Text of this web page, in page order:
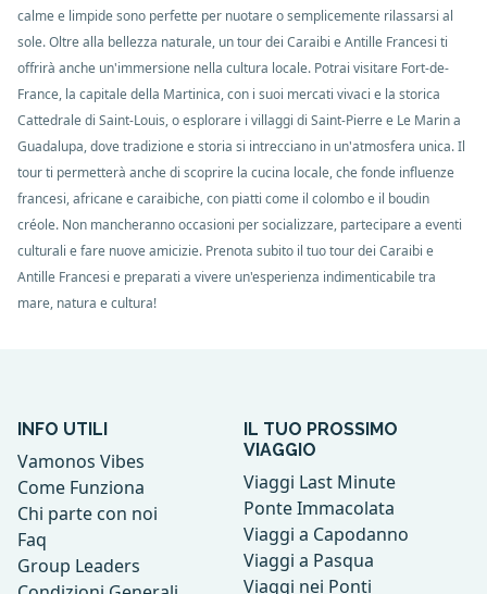
calme e limpide sono perfette per nuotare o semplicemente rilassarsi al
sole. Oltre alla bellezza naturale, un tour dei Caraibi e Antille Francesi ti
offrirà anche un'immersione nella cultura locale. Potrai visitare Fort-de-
France, la capitale della Martinica, con i suoi mercati vivaci e la storica
Cattedrale di Saint-Louis, o esplorare i villaggi di Saint-Pierre e Le Marin a
Guadalupa, dove tradizione e storia si intrecciano in un'atmosfera unica. Il
tour ti permetterà anche di scoprire la cucina locale, che fonde influenze
francesi, africane e caraibiche, con piatti come il colombo e il boudin
créole. Non mancheranno occasioni per socializzare, partecipare a eventi
culturali e fare nuove amicizie. Prenota subito il tuo tour dei Caraibi e
Antille Francesi e preparati a vivere un'esperienza indimenticabile tra
mare, natura e cultura!
INFO UTILI
Vamonos Vibes
Come Funziona
Chi parte con noi
Faq
Group Leaders
IL TUO PROSSIMO
VIAGGIO
Viaggi Last Minute
Ponte Immacolata
Viaggi a Capodanno
Viaggi a Pasqua
Viaggi nei Ponti